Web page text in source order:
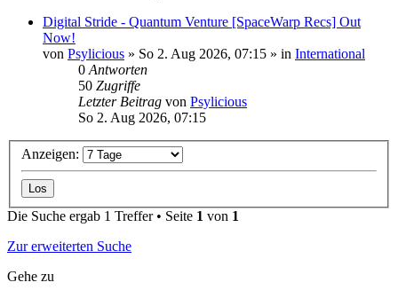
Digital Stride - Quantum Venture [SpaceWarp Recs] Out
Now!
von Psylicious » So 2. Aug 2026, 07:15 » in International
0 Antworten
50 Zugriffe
Letzter Beitrag von Psylicious
So 2. Aug 2026, 07:15
Anzeigen:
Die Suche ergab 1 Treffer • Seite 1 von 1
Zur erweiterten Suche
Gehe zu